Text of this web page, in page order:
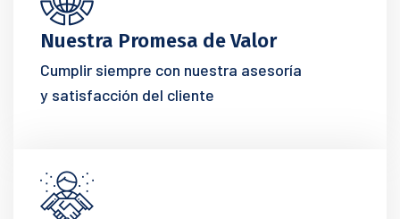
Nuestra Promesa de Valor
Cumplir siempre con nuestra asesoría
y satisfacción del cliente